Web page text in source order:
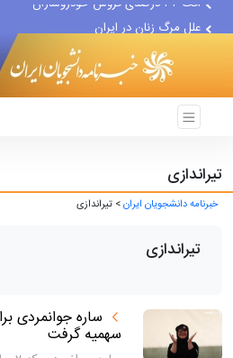
علل مرگ زنان در ایران
تیراندازی
خبرنامه دانشجویان ایران> تیراندازی
تیراندازی
ساره جوانمردی
سهمیه گرفت